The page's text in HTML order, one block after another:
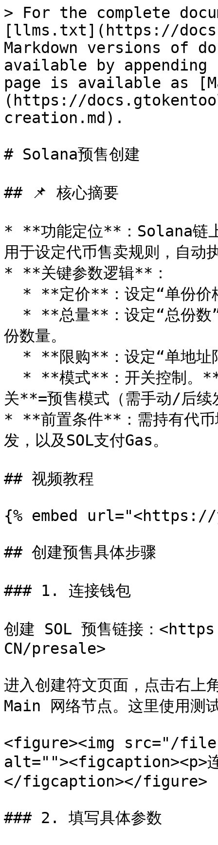
> For the complete
[llms.txt](https://
Markdown versions of
available by
page is available as
(https://
creation.md).
# Solana预售创建
## 📌 核心摘要
* **功能定位**：Solana链
用于设定代币售卖规则，自动
* **关键参数逻辑**：
份数量。
关**=预售模式（需手动/后续
* **前置条件**：需持有代币
发，以及SOL支付Gas。
## 视频教程
{% embed url="<https://
## 创建预售具体步骤
### 1. 连接钱包
创建 SOL 预售链接：
CN/presale>
进入创建符文页面，点击右
Main 网络节点。这里使用测
<figure><img src="/files/
alt=""><figcaption><p>连
</figcaption></figure>
### 2. 填写具体参数